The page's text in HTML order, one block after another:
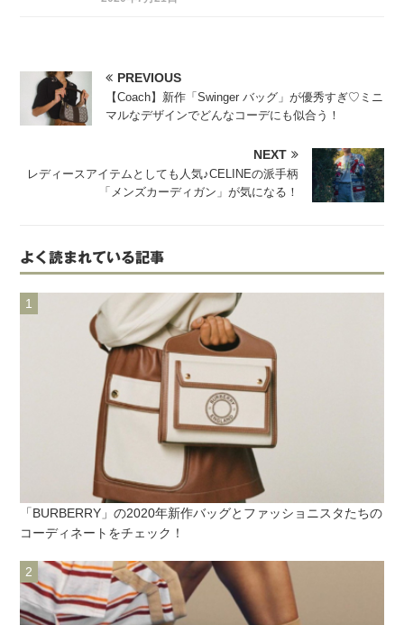
PREVIOUS
【Coach】新作「Swinger バッグ」が優秀すぎ♡ミニ
マルなデザインでどんなコーデにも似合う！
NEXT
レディースアイテムとしても人気♪CELINEの派手柄
「メンズカーディガン」が気になる！
よく読まれている記事
「BURBERRY」の2020年新作バッグとファッショニスタたちの
コーディネートをチェック！